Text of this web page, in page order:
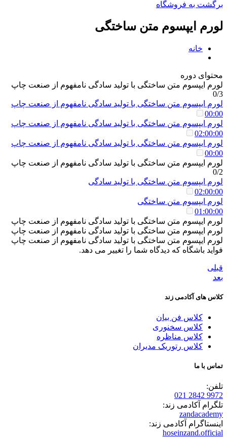
برگشت به فروشگاه
لورم ایپسوم متن ساختگی
خانه
محتوای دوره
لورم ایپسوم متن ساختگی با تولید سادگی نامفهوم از صنعت چاپ
0/3
لورم ایپسوم متن ساختگی با تولید سادگی نامفهوم از صنعت چاپ
00:00
لورم ایپسوم متن ساختگی با تولید سادگی نامفهوم از صنعت چاپ
02:00:00
لورم ایپسوم متن ساختگی با تولید سادگی نامفهوم از صنعت چاپ
00:00
لورم ایپسوم متن ساختگی با تولید سادگی نامفهوم از صنعت چاپ
0/2
لورم ایپسوم متن ساختگی با تولید سادگی
02:00:00
لورم ایپسوم متن ساختگی
01:00:00
لورم ایپسوم متن ساختگی با تولید سادگی نامفهوم از صنعت چاپ
لورم ایپسوم متن ساختگی با تولید سادگی نامفهوم از صنعت چاپ
لورم ایپسوم متن ساختگی با تولید سادگی نامفهوم از صنعت چاپ
فواید باشگاه که دیدگاه شما را تغییر می دهد.
قبلی
بعد
کلاس های آکادمی زند
کلاس فن بیان
کلاس سخنوری
کلاس مناظره
کلاس رتوریک مدیران
تماس با ما
تلفن:
9972 2842 021
تلگرام آکادمی زند:
zandacademy
اینستاگرام آکادمی زند:
hoseinzand.official